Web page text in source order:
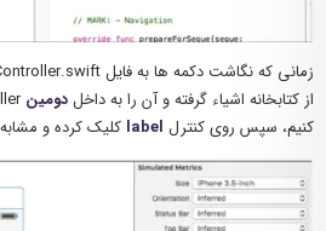
از کتابخانه اشیاء گرفته و آن را به داخلدومین
کنیم، سپس روی کنترل label کلیک کرده و